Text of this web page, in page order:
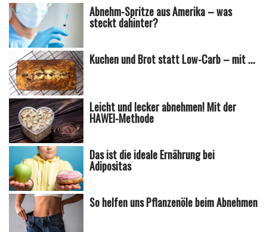
Abnehm-Spritze aus Amerika – was
steckt dahinter?
Kuchen und Brot statt Low-Carb – mit ...
Leicht und lecker abnehmen! Mit der
HAWEI-Methode
Das ist die ideale Ernährung bei
Adipositas
So helfen uns Pflanzenöle beim Abnehmen